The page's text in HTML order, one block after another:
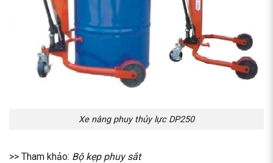
Xe nâng phuy thủy lực DP250
>> Tham khảo: Bộ kẹp phuy sắt